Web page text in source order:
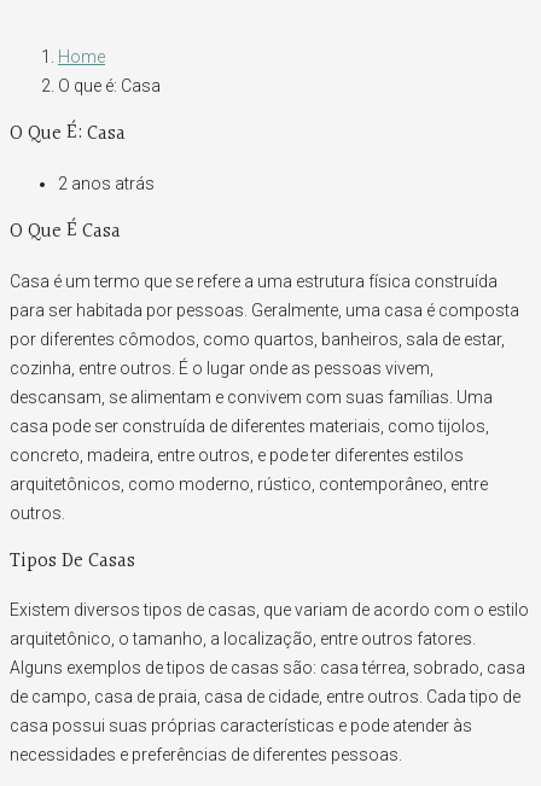
Home
O que é: Casa
O Que É: Casa
2 anos atrás
O Que É Casa
Casa é um termo que se refere a uma estrutura física construída
para ser habitada por pessoas. Geralmente, uma casa é composta
por diferentes cômodos, como quartos, banheiros, sala de estar,
cozinha, entre outros. É o lugar onde as pessoas vivem,
descansam, se alimentam e convivem com suas famílias. Uma
casa pode ser construída de diferentes materiais, como tijolos,
concreto, madeira, entre outros, e pode ter diferentes estilos
arquitetônicos, como moderno, rústico, contemporâneo, entre
outros.
Tipos De Casas
Existem diversos tipos de casas, que variam de acordo com o estilo
arquitetônico, o tamanho, a localização, entre outros fatores.
Alguns exemplos de tipos de casas são: casa térrea, sobrado, casa
de campo, casa de praia, casa de cidade, entre outros. Cada tipo de
casa possui suas próprias características e pode atender às
necessidades e preferências de diferentes pessoas.